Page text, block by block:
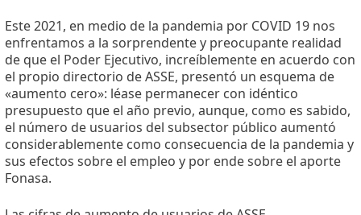
Este 2021, en medio de la pandemia por COVID 19 nos
enfrentamos a la sorprendente y preocupante realidad
de que el Poder Ejecutivo, increíblemente en acuerdo con
el propio directorio de ASSE, presentó un esquema de
«aumento cero»: léase permanecer con idéntico
presupuesto que el año previo, aunque, como es sabido,
el número de usuarios del subsector público aumentó
considerablemente como consecuencia de la pandemia y
sus efectos sobre el empleo y por ende sobre el aporte
Fonasa.